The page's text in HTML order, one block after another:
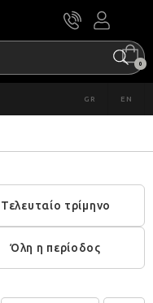
0
GR EN
Τελευταίο τρίμηνο
Όλη η περίοδος